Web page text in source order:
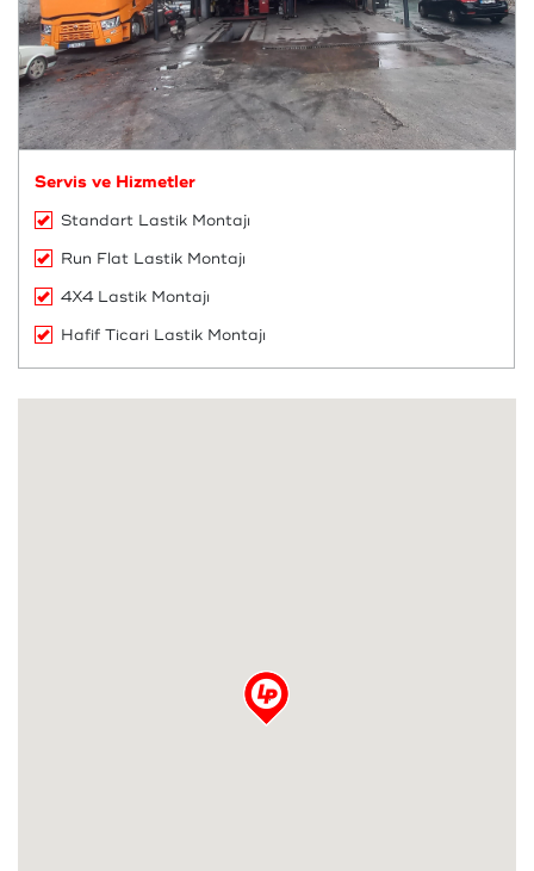
Servis ve Hizmetler
Standart Lastik Montajı
Run Flat Lastik Montajı
4X4 Lastik Montajı
Hafif Ticari Lastik Montajı